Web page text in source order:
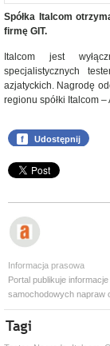
Spółka Italcom
firmę GIT.
Italcom jest
specjalistycznych
azjatyckich. Nagrodę
regionu spółki Italcom –
f Udostępnij
Informacja prasowa
Portal publikuje
samochodowych napraw